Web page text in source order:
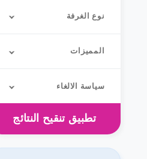
نوع الغرفة
المميزات
سياسة الالغاء
تطبيق تنقيح النتائج